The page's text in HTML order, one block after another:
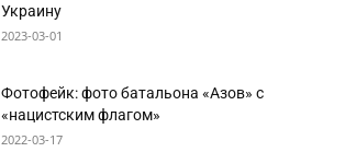
Украину
2023-03-01
Фотофейк: фото батальона «Азов» с
«нацистским флагом»
2022-03-17